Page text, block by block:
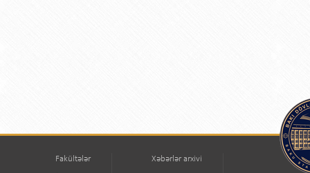
Fakültələr Xəbərlər arxivi